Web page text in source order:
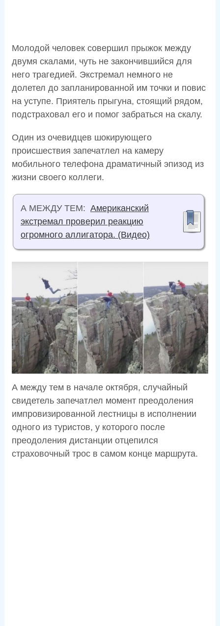
Молодой человек совершил прыжок между
двумя скалами, чуть не закончившийся для
него трагедией. Экстремал немного не
долетел до запланированной им точки и повис
на уступе. Приятель прыгуна, стоящий рядом,
подстраховал его и помог забраться на скалу.
Один из очевидцев шокирующего
происшествия запечатлел на камеру
мобильного телефона драматичный эпизод из
жизни своего коллеги.
А МЕЖДУ ТЕМ: Американский
экстремал проверил реакцию
огромного аллигатора. (Видео)
А между тем в начале октября, случайный
свидетель запечатлел момент преодоления
импровизированной лестницы в исполнении
одного из туристов, у которого после
преодоления дистанции отцепился
страховочный трос в самом конце маршрута.